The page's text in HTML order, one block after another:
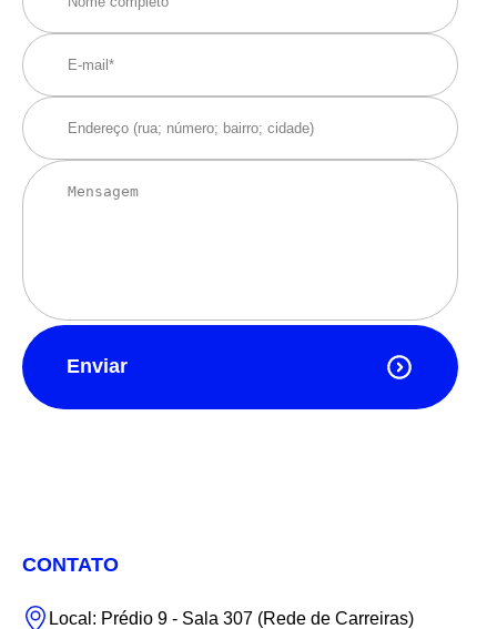
Enviar
CONTATO
Local: Prédio 9 - Sala 307 (Rede de Carreiras)